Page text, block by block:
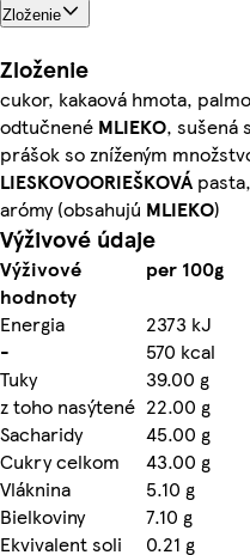
Zloženie
Zloženie
cukor, kakaová hmota,
odtučnené MLIEKO, sušená
prášok so zníženým
LIESKOVOORIEŠKOVÁ
arómy (obsahujú MLIEKO)
Výživové údaje
Výživové
hodnoty
per 100g
Energia
2373 kJ
-
570 kcal
Tuky
39.00 g
z toho nasýtené 22.00 g
Sacharidy
45.00 g
Cukry celkom
43.00 g
Vláknina
5.10 g
Bielkoviny
7.10 g
Ekvivalent soli
0.21 g